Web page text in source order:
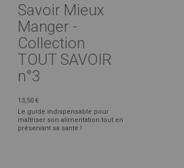
Savoir Mieux
Manger -
Collection
TOUT SAVOIR
n°3
13,50 €
Le guide indispensable pour
maîtriser son alimentation tout en
préservant sa santé !